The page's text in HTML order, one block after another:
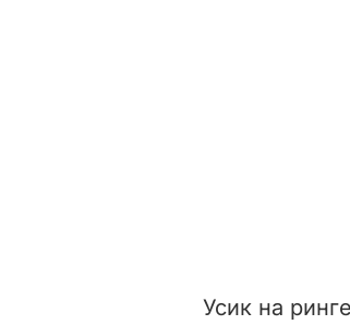
Усик на